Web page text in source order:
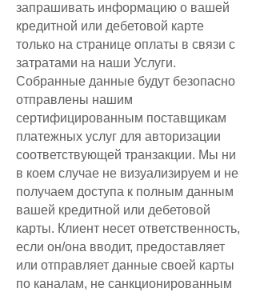
запрашивать информацию о вашей
кредитной или дебетовой карте
только на странице оплаты в связи с
затратами на наши Услуги.
Собранные данные будут безопасно
отправлены нашим
сертифицированным поставщикам
платежных услуг для авторизации
соответствующей транзакции. Мы ни
в коем случае не визуализируем и не
получаем доступа к полным данным
вашей кредитной или дебетовой
карты. Клиент несет ответственность,
если он/она вводит, предоставляет
или отправляет данные своей карты
по каналам, не санкционированным